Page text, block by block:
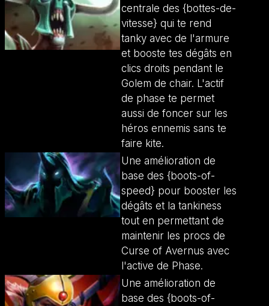
centrale des {bottes-de-
vitesse} qui te rend
tanky avec de l'armure
et booste tes dégâts en
clics droits pendant le
Golem de chair. L'actif
de phase te permet
aussi de foncer sur les
héros ennemis sans te
faire kite.
Une amélioration de
base des {boots-of-
speed} pour booster les
dégâts et la tankiness
tout en permettant de
maintenir les procs de
Curse of Avernus avec
l'active de Phase.
Une amélioration de
base des {boots-of-